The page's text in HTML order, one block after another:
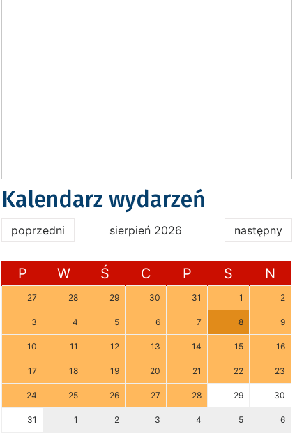
Kalendarz wydarzeń
poprzedni sierpień 2026 następny
P W Ś C P S N
27 28 29 30 31 1 2
3 4 5 6 7 8 9
10 11 12 13 14 15 16
17 18 19 20 21 22 23
24 25 26 27 28 29 30
31 1 2 3 4 5 6